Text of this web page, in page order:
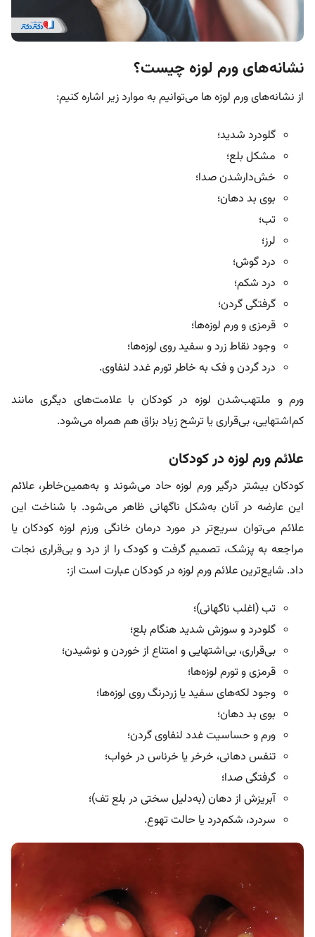
نشانه‌های ورم لوزه چیست؟
از نشانه‌های ورم‌ لوزه ها می‌توانیم به موارد زیر اشاره کنیم:
گلودرد شدید؛
مشکل بلع؛
خش‌دارشدن صدا؛
بوی بد دهان؛
تب؛
لرز؛
درد گوش؛
درد شکم؛
گرفتگی گردن؛
قرمزی و ورم لوزه‌ها؛
وجود نقاط زرد و سفید روی لوزه‌ها؛
درد گردن و فک به خاطر تورم غدد لنفاوی.
ورم و ملتهب‌شدن لوزه در کودکان با علامت‌های دیگری مانند
کم‌اشتهایی، بی‌قراری یا ترشح زیاد بزاق هم همراه می‌شود.
علائم ورم لوزه در کودکان
کودکان بیشتر درگیر ورم لوزه حاد می‌شوند و به‌همین‌خاطر، علائم
این عارضه در آنان به‌شکل ناگهانی ظاهر می‌شود. با شناخت این
علائم می‌توان سریع‌تر در مورد درمان خانگی ورزم لوزه کودکان یا
مراجعه به پزشک، تصمیم گرفت و کودک را از درد و بی‌قراری نجات
داد. شایع‌ترین علائم ورم لوزه در کودکان عبارت‌ است از:
تب (اغلب ناگهانی)؛
گلودرد و سوزش شدید هنگام بلع؛
بی‌قراری، بی‌اشتهایی و امتناع از خوردن و نوشیدن؛
قرمزی و تورم لوزه‌ها؛
وجود لکه‌های سفید یا زردرنگ روی لوزه‌ها؛
بوی بد دهان؛
ورم و حساسیت غدد لنفاوی گردن؛
تنفس دهانی، خرخر یا خرناس در خواب؛
گرفتگی صدا؛
آبریزش از دهان (به‌دلیل سختی در بلع تف)؛
سردرد، شکم‌درد یا حالت تهوع.